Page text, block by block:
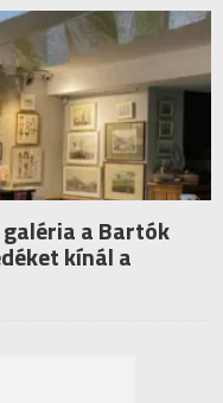
a Bartók
kínál a